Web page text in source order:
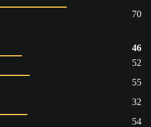
70
46
52
55
32
54